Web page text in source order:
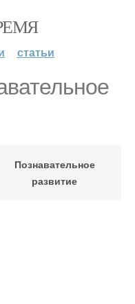
статьи
Познавательное
развитие